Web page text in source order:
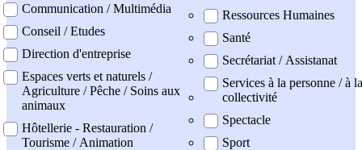
Communication / Multimédia
Conseil / Etudes
Direction d'entreprise
Espaces verts et naturels /
Agriculture / Pêche / Soins aux
animaux
Hôtellerie - Restauration /
Tourisme / Animation
Ressources Humaines
Santé
Secrétariat / Assistanat
Services à la personne / à la
collectivité
Spectacle
Sport